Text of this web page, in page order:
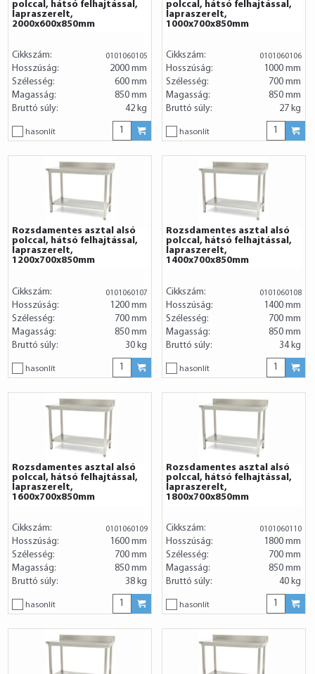
polccal, hátsó felhajtással,
lapraszerelt,
2000x600x850mm
Cikkszám: 0101060105
Hosszúság:
2000 mm
Szélesség:
600 mm
Magasság:
850 mm
Bruttó súly:
42 kg
hasonlít
polccal, hátsó felhajtással,
lapraszerelt,
1000x700x850mm
Cikkszám: 0101060106
Hosszúság:
1000 mm
Szélesség:
700 mm
Magasság:
850 mm
Bruttó súly:
27 kg
hasonlít
Rozsdamentes asztal alsó
polccal, hátsó felhajtással,
lapraszerelt,
1200x700x850mm
Cikkszám: 0101060107
Hosszúság:
1200 mm
Szélesség:
700 mm
Magasság:
850 mm
Bruttó súly:
30 kg
hasonlít
Rozsdamentes asztal alsó
polccal, hátsó felhajtással,
lapraszerelt,
1400x700x850mm
Cikkszám: 0101060108
Hosszúság:
1400 mm
Szélesség:
700 mm
Magasság:
850 mm
Bruttó súly:
34 kg
hasonlít
Rozsdamentes asztal alsó
polccal, hátsó felhajtással,
lapraszerelt,
1600x700x850mm
Cikkszám: 0101060109
Hosszúság:
1600 mm
Szélesség:
700 mm
Magasság:
850 mm
Bruttó súly:
38 kg
hasonlít
Rozsdamentes asztal alsó
polccal, hátsó felhajtással,
lapraszerelt,
1800x700x850mm
Cikkszám: 0101060110
Hosszúság:
1800 mm
Szélesség:
700 mm
Magasság:
850 mm
Bruttó súly:
40 kg
hasonlít